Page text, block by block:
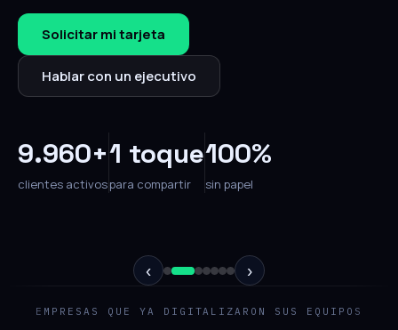
Solicitar mi tarjeta
Hablar con un ejecutivo
9.960+
clientes activos
1 toque
para compartir
100%
sin papel
‹ ›
EMPRESAS QUE YA DIGITALIZARON SUS EQUIPOS